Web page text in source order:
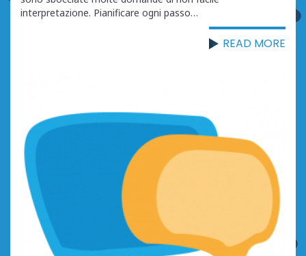
interpretazione. Pianificare ogni passo…
READ MORE